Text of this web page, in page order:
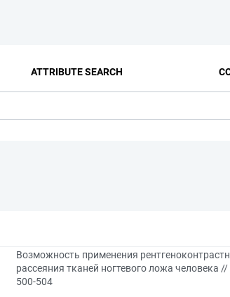
ATTRIBUTE SEARCH
Возможность применения
рассеяния тканей ногтевого ложа человека
500-504